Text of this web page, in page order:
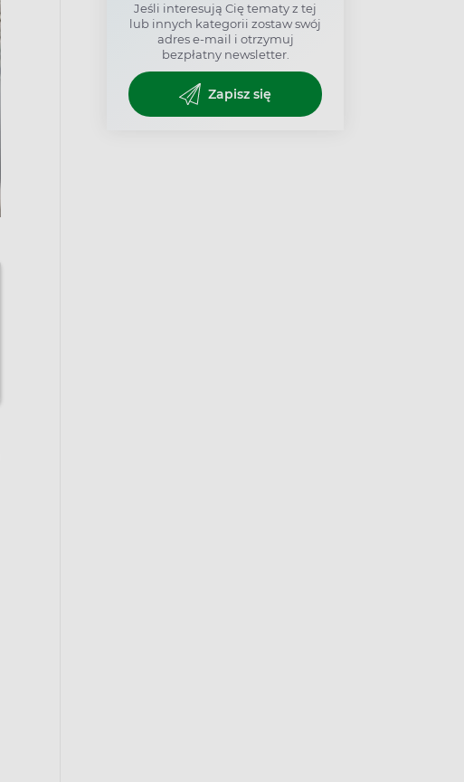
Jeśli interesują Cię tematy z tej
lub innych kategorii zostaw swój
adres e-mail i otrzymuj
bezpłatny newsletter.
Zapisz się